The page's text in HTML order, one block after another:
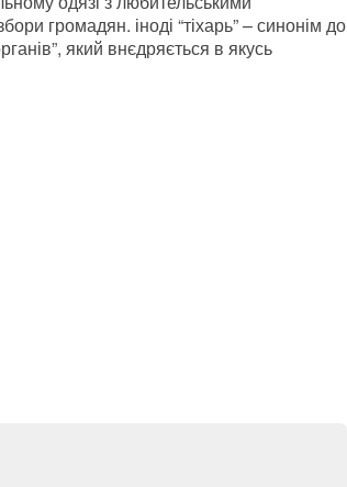
громадян. іноді “тіхарь” – синонім до
який внєдряється в якусь